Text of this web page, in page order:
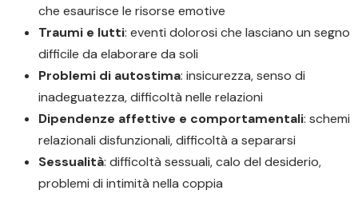
che esaurisce le risorse emotive
Traumi e lutti: eventi dolorosi che lasciano un segno
difficile da elaborare da soli
Problemi di autostima: insicurezza, senso di
inadeguatezza, difficoltà nelle relazioni
Dipendenze affettive e comportamentali: schemi
relazionali disfunzionali, difficoltà a separarsi
Sessualità: difficoltà sessuali, calo del desiderio,
problemi di intimità nella coppia